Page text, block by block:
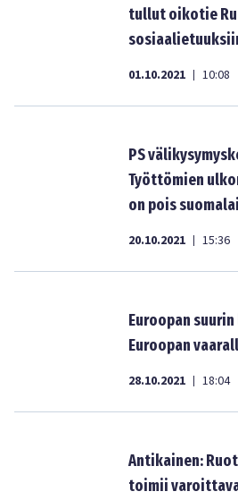
tullut oikotie
01.10.2021 | 10:08
PS
Työttömien
on pois
20.10.2021 | 15:36
Euroopan
Euroopan
28.10.2021 | 18:04
Antikainen:
toimii